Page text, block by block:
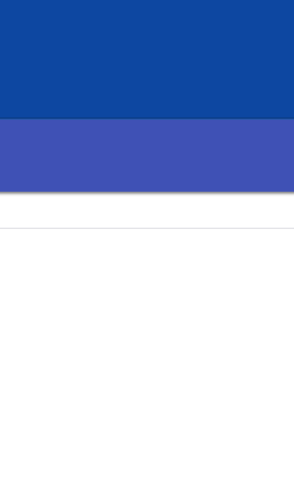
치북5
케치북5
치북5
케치북5